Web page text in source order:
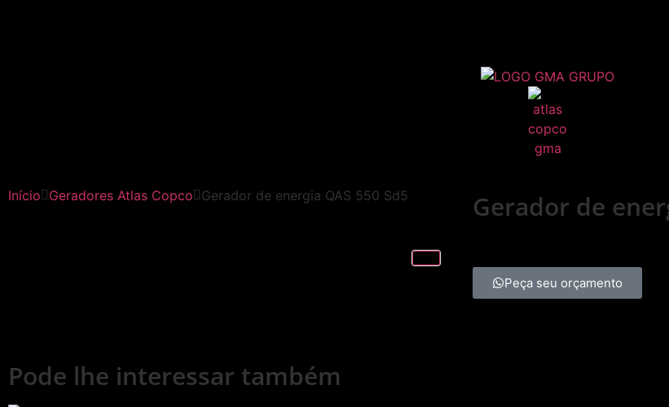
Início Geradores Atlas Copco Gerador de energia QAS 550 Sd5 Gerador de
Peça seu orçamento
Pode lhe interessar também